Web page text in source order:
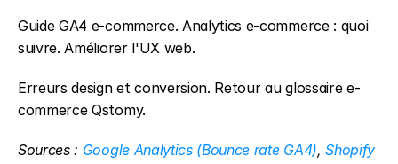
Guide GA4 e-commerce. Analytics e-commerce : quoi
suivre. Améliorer l'UX web.
Erreurs design et conversion. Retour au glossaire e-
commerce Qstomy.
Sources : Google Analytics (Bounce rate GA4), Shopify